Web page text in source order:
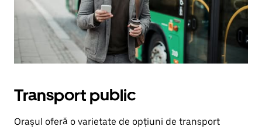
Transport public
Orașul oferă o varietate de opțiuni de transport